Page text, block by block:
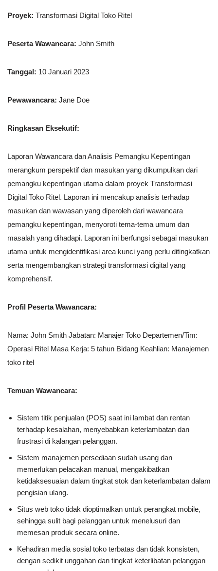
Proyek: Transformasi Digital Toko Ritel
Peserta Wawancara: John Smith
Tanggal: 10 Januari 2023
Pewawancara: Jane Doe
Ringkasan Eksekutif:
Laporan Wawancara dan Analisis Pemangku Kepentingan
merangkum perspektif dan masukan yang dikumpulkan dari
pemangku kepentingan utama dalam proyek Transformasi
Digital Toko Ritel. Laporan ini mencakup analisis terhadap
masukan dan wawasan yang diperoleh dari wawancara
pemangku kepentingan, menyoroti tema-tema umum dan
masalah yang dihadapi. Laporan ini berfungsi sebagai masukan
utama untuk mengidentifikasi area kunci yang perlu ditingkatkan
serta mengembangkan strategi transformasi digital yang
komprehensif.
Profil Peserta Wawancara:
Nama: John Smith Jabatan: Manajer Toko Departemen/Tim:
Operasi Ritel Masa Kerja: 5 tahun Bidang Keahlian: Manajemen
toko ritel
Temuan Wawancara:
Sistem titik penjualan (POS) saat ini lambat dan rentan
terhadap kesalahan, menyebabkan keterlambatan dan
frustrasi di kalangan pelanggan.
Sistem manajemen persediaan sudah usang dan
memerlukan pelacakan manual, mengakibatkan
ketidaksesuaian dalam tingkat stok dan keterlambatan dalam
pengisian ulang.
Situs web toko tidak dioptimalkan untuk perangkat mobile,
sehingga sulit bagi pelanggan untuk menelusuri dan
memesan produk secara online.
Kehadiran media sosial toko terbatas dan tidak konsisten,
dengan sedikit unggahan dan tingkat keterlibatan pelanggan